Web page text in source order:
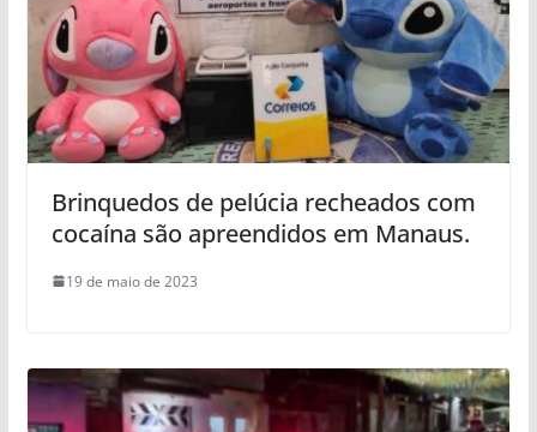
Brinquedos de pelúcia recheados com
cocaína são apreendidos em Manaus.
19 de maio de 2023